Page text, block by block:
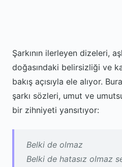
Şarkının ilerleyen dizeleri,
doğasındaki belirsizliği ve
bakış açısıyla ele alıyor.
şarkı sözleri, umut ve
bir zihniyeti yansıtıyor:
Belki de olmaz
Belki de hatasız olmaz